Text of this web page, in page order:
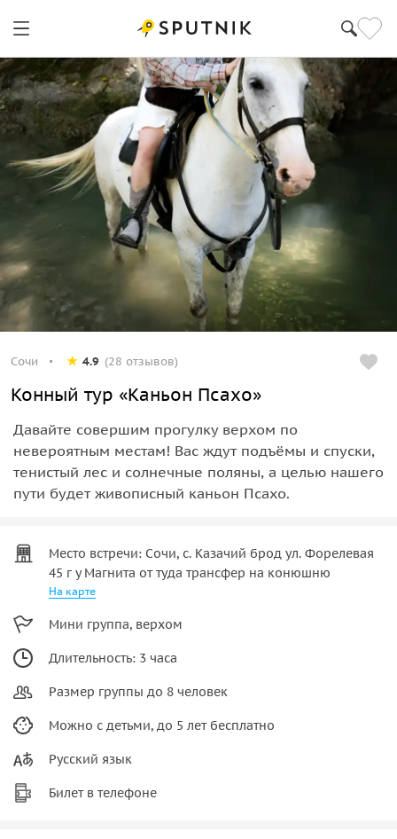
Сочи 4.9 (28 отзывов)
Конный тур «Каньон Псахо»
Давайте совершим прогулку верхом по
невероятным местам! Вас ждут подъёмы и спуски,
тенистый лес и солнечные поляны, а целью нашего
пути будет живописный каньон Псахо.
Место встречи: Сочи, с. Казачий брод ул. Форелевая
45 г у Магнита от туда трансфер на конюшню
На карте
Мини группа, верхом
Длительность: 3 часа
Размер группы до 8 человек
Можно с детьми, до 5 лет бесплатно
Русский язык
Билет в телефоне